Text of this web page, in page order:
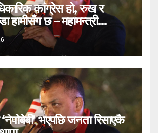
कांग्रेस हो, रुख र
हामीसँग छ – महामन्त्री
भएपछि जनता रिसाएकै